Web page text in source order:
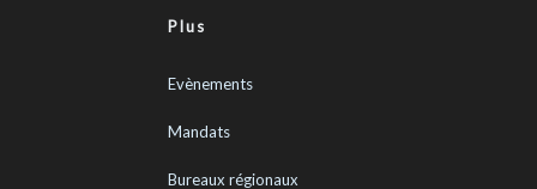
Plus
Evènements
Mandats
Bureaux régionaux